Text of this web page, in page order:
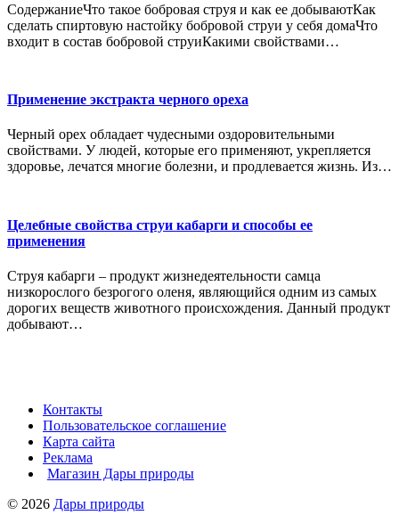
СодержаниеЧто такое бобровая струя и как ее добываютКак
сделать спиртовую настойку бобровой струи у себя домаЧто
входит в состав бобровой струиКакими свойствами…
Применение экстракта черного ореха
Черный орех обладает чудесными оздоровительными
свойствами. У людей, которые его применяют, укрепляется
здоровье, лечатся многие болезни, и продлевается жизнь. Из…
Целебные свойства струи кабарги и способы ее
применения
Струя кабарги – продукт жизнедеятельности самца
низкорослого безрогого оленя, являющийся одним из самых
дорогих веществ животного происхождения. Данный продукт
добывают…
Контакты
Пользовательское соглашение
Карта сайта
Реклама
Магазин Дары природы
© 2026 Дары природы